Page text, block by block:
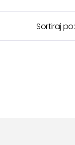
Sortiraj po: